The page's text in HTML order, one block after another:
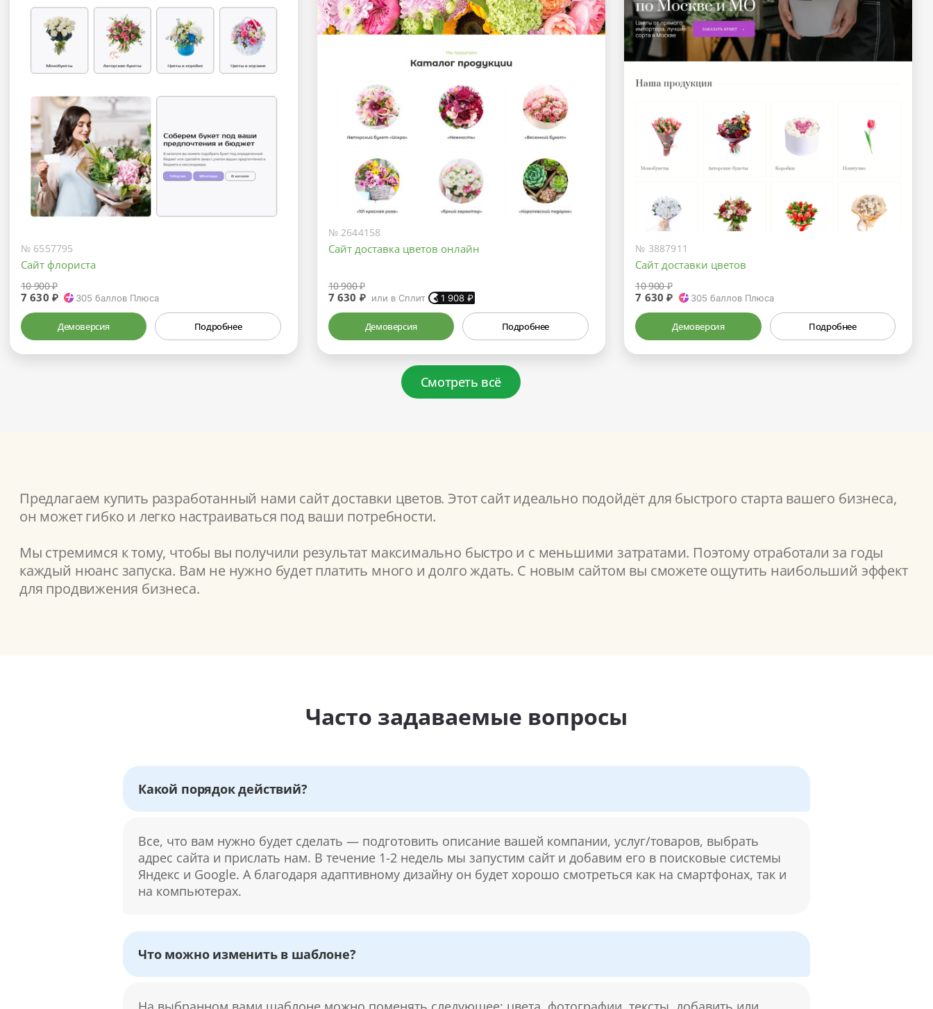
№ 6557795
Сайт флориста
10 900 ₽
7 630 ₽ 305 баллов Плюса
Демоверсия Подробнее
№ 2644158
Сайт доставка цветов онлайн
10 900 ₽
7 630 ₽ или в Сплит 1 908₽
Демоверсия Подробнее
№ 3887911
Сайт доставки цветов
10 900 ₽
7 630 ₽ 305 баллов Плюса
Демоверсия Подробнее
Смотреть всё
Предлагаем купить разработанный нами сайт доставки цветов. Этот сайт идеально подойдёт для быстрого старта вашего бизнеса,
он может гибко и легко настраиваться под ваши потребности.
Мы стремимся к тому, чтобы вы получили результат максимально быстро и с меньшими затратами. Поэтому отработали за годы
каждый нюанс запуска. Вам не нужно будет платить много и долго ждать. С новым сайтом вы сможете ощутить наибольший эффект
для продвижения бизнеса.
Часто задаваемые вопросы
Какой порядок действий?
Все, что вам нужно будет сделать — подготовить описание вашей компании, услуг/товаров, выбрать
адрес сайта и прислать нам. В течение 1-2 недель мы запустим сайт и добавим его в поисковые системы
Яндекс и Google. А благодаря адаптивному дизайну он будет хорошо смотреться как на смартфонах, так и
на компьютерах.
Что можно изменить в шаблоне?